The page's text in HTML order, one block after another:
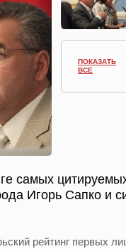
ПОКАЗАТЬ
ВСЕ
самых
Игорь Сапко и
рейтинг первых